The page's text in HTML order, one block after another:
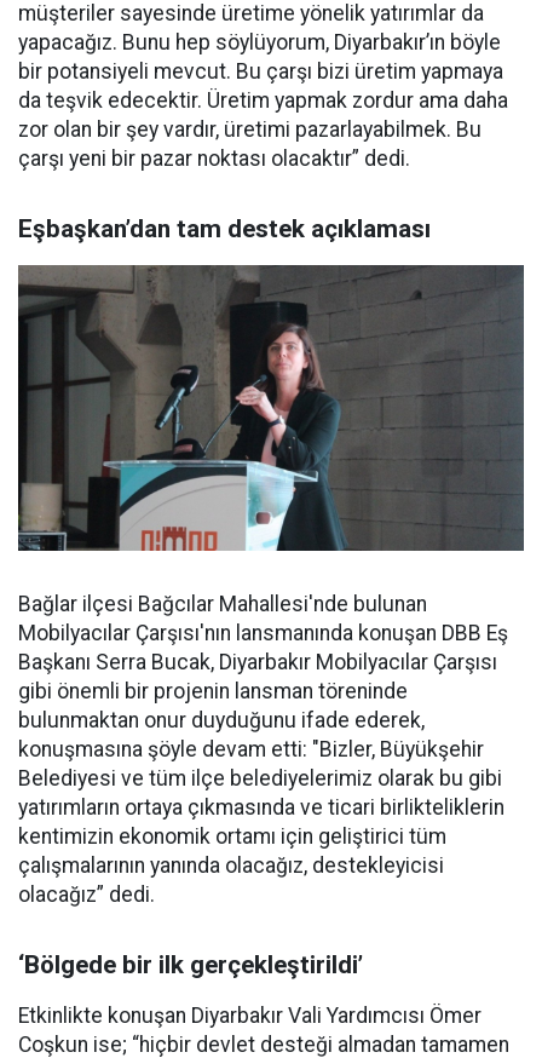
müşteriler sayesinde üretime yönelik yatırımlar da
yapacağız. Bunu hep söylüyorum, Diyarbakır’ın böyle
bir potansiyeli mevcut. Bu çarşı bizi üretim yapmaya
da teşvik edecektir. Üretim yapmak zordur ama daha
zor olan bir şey vardır, üretimi pazarlayabilmek. Bu
çarşı yeni bir pazar noktası olacaktır” dedi.
Eşbaşkan’dan tam destek açıklaması
Bağlar ilçesi Bağcılar Mahallesi'nde bulunan
Mobilyacılar Çarşısı'nın lansmanında konuşan DBB Eş
Başkanı Serra Bucak, Diyarbakır Mobilyacılar Çarşısı
gibi önemli bir projenin lansman töreninde
bulunmaktan onur duyduğunu ifade ederek,
konuşmasına şöyle devam etti: "Bizler, Büyükşehir
Belediyesi ve tüm ilçe belediyelerimiz olarak bu gibi
yatırımların ortaya çıkmasında ve ticari birlikteliklerin
kentimizin ekonomik ortamı için geliştirici tüm
çalışmalarının yanında olacağız, destekleyicisi
olacağız” dedi.
‘Bölgede bir ilk gerçekleştirildi’
Etkinlikte konuşan Diyarbakır Vali Yardımcısı Ömer
Coşkun ise; “hiçbir devlet desteği almadan tamamen